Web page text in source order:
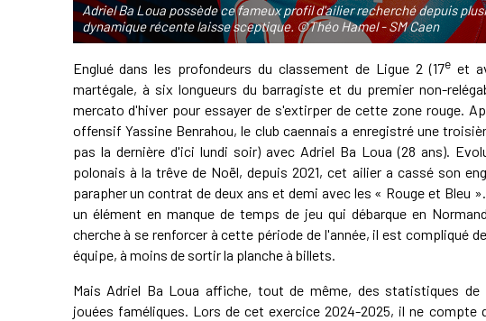
Adriel Ba Loua possède ce fameux profil d'ailier recherché depuis
dynamique récente laisse sceptique. ©Théo Hamel - SM Caen
Englué dans les profondeurs du classement de Ligue 2 (17eet
martégale, à six longueurs du barragiste et du premier non-
mercato d'hiver pour essayer de s'extirper de cette zone rouge.
offensif Yassine Benrahou, le club caennais a enregistré une
pas la dernière d'ici lundi soir) avec Adriel Ba Loua (28 ans).
polonais à la trêve de Noël, depuis 2021, cet ailier a cassé son
parapher un contrat de deux ans et demi avec les « Rouge et Bleu
un élément en manque de temps de jeu qui débarque en
cherche à se renforcer à cette période de l'année, il est compliqué
équipe, à moins de sortir la planche à billets.
Mais Adriel Ba Loua affiche, tout de même, des statistiques de
jouées faméliques. Lors de cet exercice 2024-2025, il ne compte